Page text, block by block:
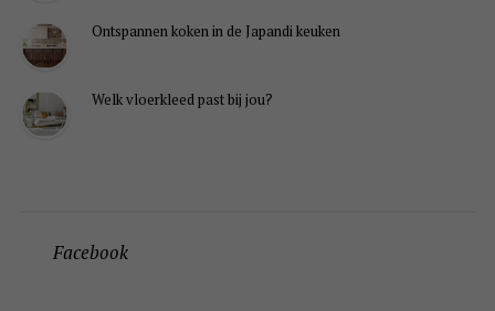
Ontspannen koken in de Japandi keuken
Welk vloerkleed past bij jou?
Facebook